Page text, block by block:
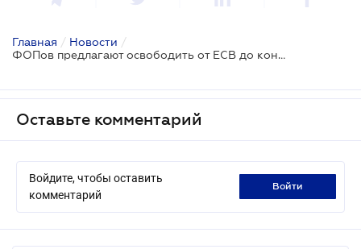
Главная / Новости /
ФОПов предлагают освободить от ЕСВ до конца карантина не только за себя, но и за наемных работников
Оставьте комментарий
Войдите, чтобы оставить
комментарий
войти